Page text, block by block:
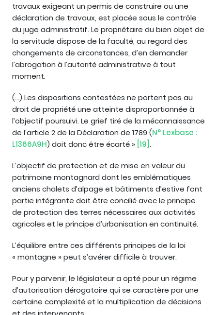
travaux exigeant un permis de construire ou une
déclaration de travaux, est placée sous le contrôle
du juge administratif. Le propriétaire du bien objet de
la servitude dispose de la faculté, au regard des
changements de circonstances, d’en demander
l’abrogation à l’autorité administrative à tout
moment.
(…) Les dispositions contestées ne portent pas au
droit de propriété une atteinte disproportionnée à
l’objectif poursuivi. Le grief tiré de la méconnaissance
de l’article 2 de la Déclaration de 1789 (N° Lexbase :
L1366A9H) doit donc être écarté » [19] .
L’objectif de protection et de mise en valeur du
patrimoine montagnard dont les emblématiques
anciens chalets d’alpage et bâtiments d’estive font
partie intégrante doit être concilié avec le principe
de protection des terres nécessaires aux activités
agricoles et le principe d’urbanisation en continuité.
L’équilibre entre ces différents principes de la loi
« montagne » peut s’avérer difficile à trouver.
Pour y parvenir, le législateur a opté pour un régime
d’autorisation dérogatoire qui se caractère par une
certaine complexité et la multiplication de décisions